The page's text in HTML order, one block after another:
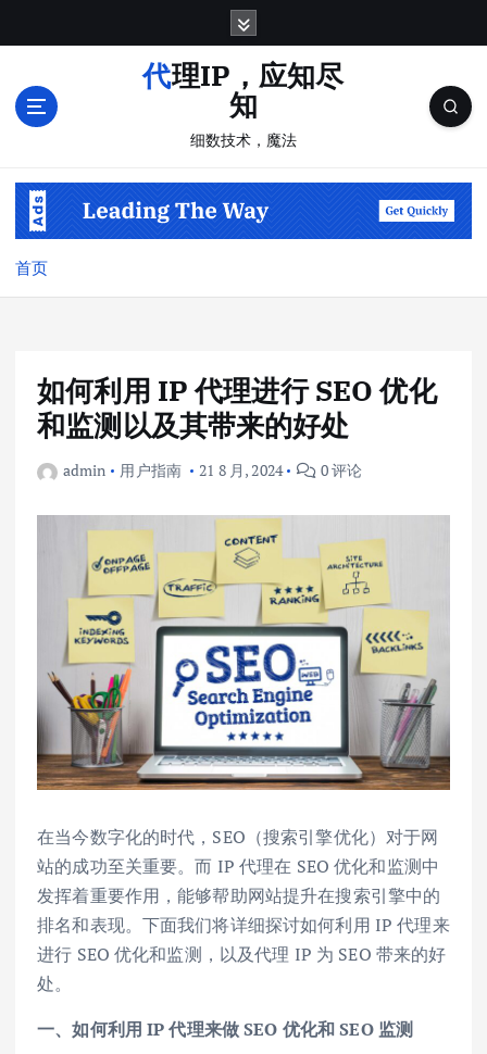
代理IP，应知尽
知
细数技术，魔法
首页
如何利用 IP 代理进行 SEO 优化
和监测以及其带来的好处
admin 用户指南 21 8 月, 2024 0 评论
在当今数字化的时代，SEO（搜索引擎优化）对于网
站的成功至关重要。而 IP 代理在 SEO 优化和监测中
发挥着重要作用，能够帮助网站提升在搜索引擎中的
排名和表现。下面我们将详细探讨如何利用 IP 代理来
进行 SEO 优化和监测，以及代理 IP 为 SEO 带来的好
处。
一、如何利用 IP 代理来做 SEO 优化和 SEO 监测